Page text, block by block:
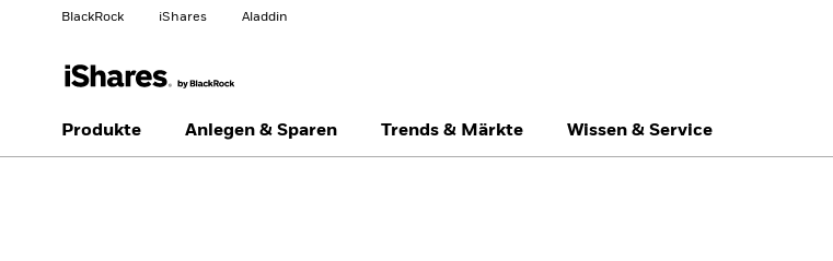
BlackRock iShares Aladdin
Land ändern
Produkte Anlegen & Sparen Trends & Märkte Wissen & Service